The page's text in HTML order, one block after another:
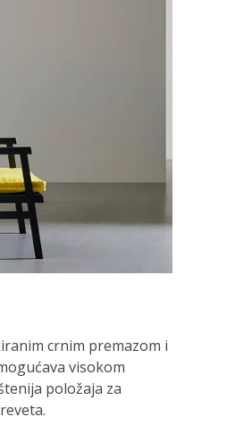
crnim premazom i
visokom
položaja za